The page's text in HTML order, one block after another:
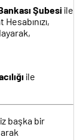
Şubesi ile
ile
başka bir